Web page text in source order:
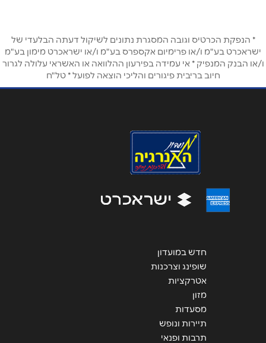
שם מלא*
אנא חזרו אלי בקשר ל...
* הנפקת הכרטיס וגובה המסגרת נתונים לשיקול דעתה הבלעדי של
ישראכרט בע"מ ו/או פרימיום אקספרס בע"מ ו/או ישראכרט מימון בע"מ
ו/או הבנק המנפיק * אי עמידה בפירעון ההלוואה או האשראי עלולה לגרור
חיוב בריבית פיגורים והליכי הוצאה לפועל * טל"ח
חדש במועדון
שופינג וצרכנות
אטרקציות
מזון
מסעדות
תיירות ונופש
תרבות ופנאי